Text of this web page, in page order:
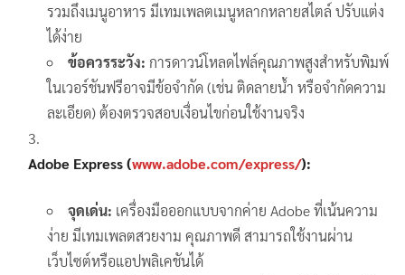
รวมถึงเมนูอาหาร มีเทมเพลตเมนูหลากหลายสไตล์ ปรับแต่ง
ได้ง่าย
ข้อควรระวัง: การดาวน์โหลดไฟล์คุณภาพสูงสำหรับพิมพ์
ในเวอร์ชันฟรีอาจมีข้อจำกัด (เช่น ติดลายน้ำ หรือจำกัดความ
ละเอียด) ต้องตรวจสอบเงื่อนไขก่อนใช้งานจริง
Adobe Express (www.adobe.com/express/):
จุดเด่น: เครื่องมือออกแบบจากค่าย Adobe ที่เน้นความ
ง่าย มีเทมเพลตสวยงาม คุณภาพดี สามารถใช้งานผ่าน
เว็บไซต์หรือแอปพลิเคชันได้